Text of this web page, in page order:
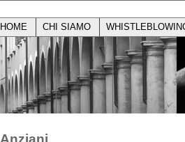
HOME CHI SIAMO
Anziani